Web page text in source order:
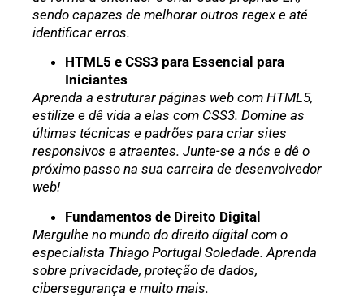
sendo capazes de melhorar outros regex e até
identificar erros.
HTML5 e CSS3 para Essencial para
Iniciantes
Aprenda a estruturar páginas web com HTML5,
estilize e dê vida a elas com CSS3. Domine as
últimas técnicas e padrões para criar sites
responsivos e atraentes. Junte-se a nós e dê o
próximo passo na sua carreira de desenvolvedor
web!
Fundamentos de Direito Digital
Mergulhe no mundo do direito digital com o
especialista Thiago Portugal Soledade. Aprenda
sobre privacidade, proteção de dados,
cibersegurança e muito mais.